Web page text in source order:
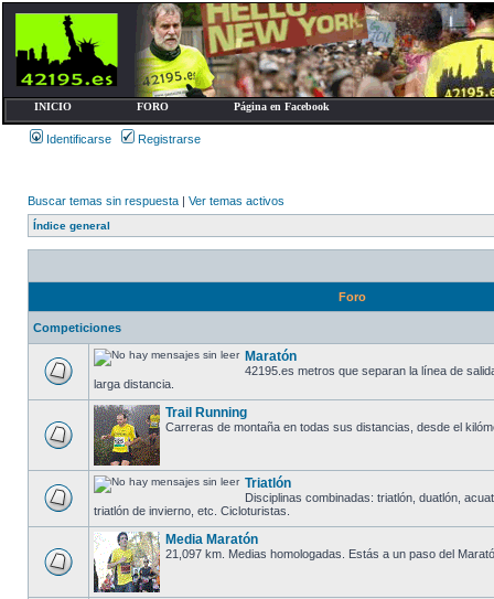
INICIO FORO Página en Facebook
Identificarse Registrarse
Buscar temas sin respuesta | Ver temas activos
Índice general
Foro
Competiciones
Maratón
42195.es metros que separan la línea de
larga distancia.
Trail Running
Carreras de montaña en todas sus distancias, desde el
Triatlón
Disciplinas combinadas: triatlón, duatlón,
triatlón de invierno, etc. Cicloturistas.
Media Maratón
21,097 km. Medias homologadas. Estás a un paso del